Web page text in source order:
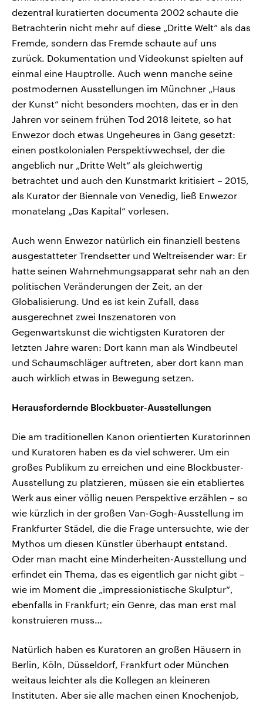
dezentral kuratierten documenta 2002 schaute die
Betrachterin nicht mehr auf diese „Dritte Welt“ als das
Fremde, sondern das Fremde schaute auf uns
zurück. Dokumentation und Videokunst spielten auf
einmal eine Hauptrolle. Auch wenn manche seine
postmodernen Ausstellungen im Münchner „Haus
der Kunst“ nicht besonders mochten, das er in den
Jahren vor seinem frühen Tod 2018 leitete, so hat
Enwezor doch etwas Ungeheures in Gang gesetzt:
einen postkolonialen Perspektivwechsel, der die
angeblich nur „Dritte Welt“ als gleichwertig
betrachtet und auch den Kunstmarkt kritisiert – 2015,
als Kurator der Biennale von Venedig, ließ Enwezor
monatelang „Das Kapital“ vorlesen.
Auch wenn Enwezor natürlich ein finanziell bestens
ausgestatteter Trendsetter und Weltreisender war: Er
hatte seinen Wahrnehmungsapparat sehr nah an den
politischen Veränderungen der Zeit, an der
Globalisierung. Und es ist kein Zufall, dass
ausgerechnet zwei Inszenatoren von
Gegenwartskunst die wichtigsten Kuratoren der
letzten Jahre waren: Dort kann man als Windbeutel
und Schaumschläger auftreten, aber dort kann man
auch wirklich etwas in Bewegung setzen.
Herausfordernde Blockbuster-Ausstellungen
Die am traditionellen Kanon orientierten Kuratorinnen
und Kuratoren haben es da viel schwerer. Um ein
großes Publikum zu erreichen und eine Blockbuster-
Ausstellung zu platzieren, müssen sie ein etabliertes
Werk aus einer völlig neuen Perspektive erzählen – so
wie kürzlich in der großen Van-Gogh-Ausstellung im
Frankfurter Städel, die die Frage untersuchte, wie der
Mythos um diesen Künstler überhaupt entstand.
Oder man macht eine Minderheiten-Ausstellung und
erfindet ein Thema, das es eigentlich gar nicht gibt –
wie im Moment die „impressionistische Skulptur“,
ebenfalls in Frankfurt; ein Genre, das man erst mal
konstruieren muss…
Natürlich haben es Kuratoren an großen Häusern in
Berlin, Köln, Düsseldorf, Frankfurt oder München
weitaus leichter als die Kollegen an kleineren
Instituten. Aber sie alle machen einen Knochenjob,